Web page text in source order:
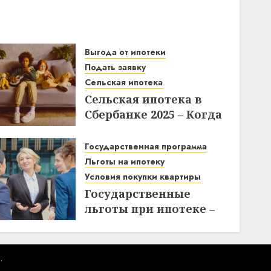
Выгода от ипотеки
Подать заявку
Сельская ипотека
Сельская ипотека в
Сбербанке 2025 – Когда
получить выгоду?
03.12.2025
Государственная программа
Льготы на ипотеку
Условия покупки квартиры
Государственные
льготы при ипотеке –